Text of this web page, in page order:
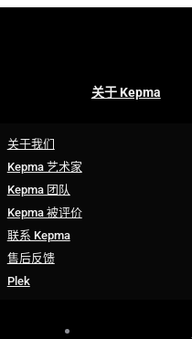
关于 Kepma
关于我们
Kepma 艺术家
Kepma 团队
Kepma 被评价
联系 Kepma
售后反馈
Plek